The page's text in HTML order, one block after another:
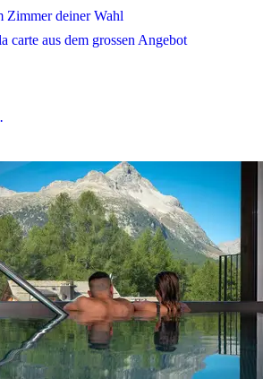
Zimmer deiner Wahl
carte aus dem grossen Angebot
·